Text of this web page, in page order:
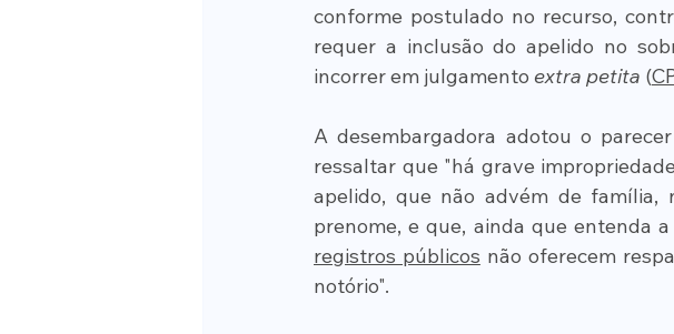
conforme postulado no recurso,
requer a inclusão do apelido no
incorrer em julgamento extra petita (
A desembargadora adotou o
ressaltar que "há grave
apelido, que não advém de família,
prenome, e que, ainda que entenda
registros públicos não oferecem
notório".